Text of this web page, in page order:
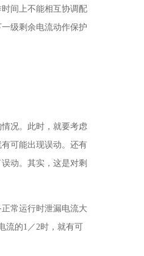
间上不能相互协调配
级剩余电流动作保护
况。此时，就要考虑
可能出现误动。还有
动。其实，这是对剩
常运行时泄漏电流大
流的1／2时，就有可